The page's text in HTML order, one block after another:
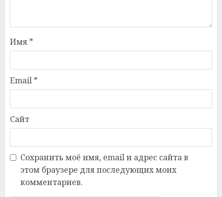
Имя *
Email *
Сайт
Сохранить моё имя, email и адрес сайта в
этом браузере для последующих моих
комментариев.